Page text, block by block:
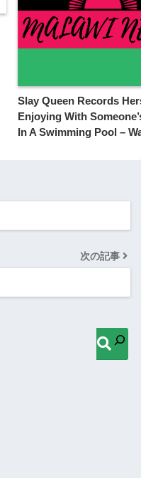
Slay Queen Records
Enjoying With
In A Swimming Pool –
次の記事